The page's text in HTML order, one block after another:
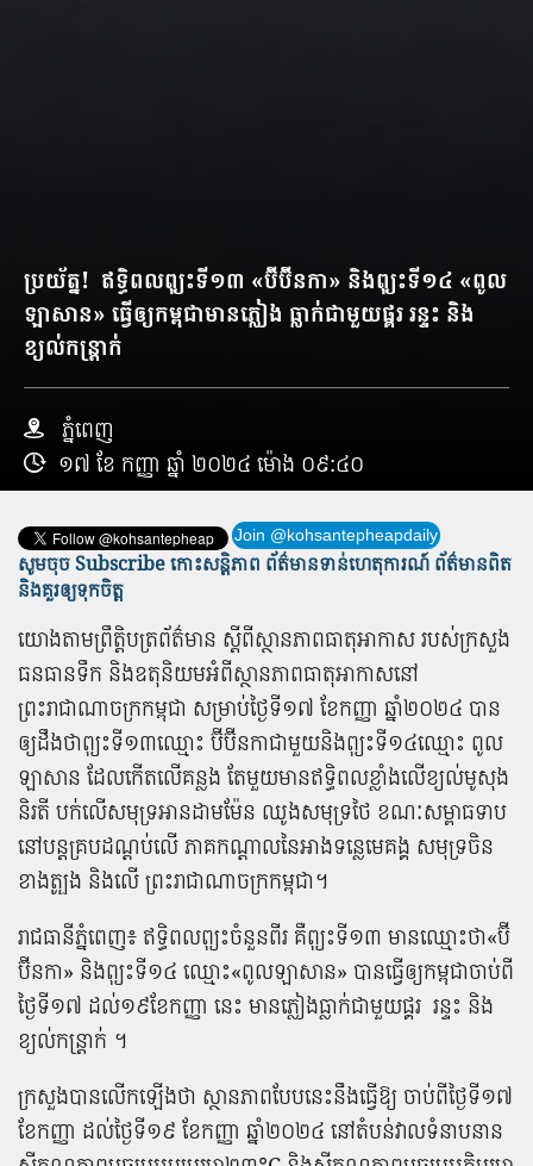
ប្រយ័ត្ន​! ឥទ្ធិពល​ព្យុះ​ទី​១៣ «​ប៊ី​ប៊ី​ន​កា​» និង​ព្យុះ​ទី​១៤ «​ពូ​ល​
ឡា​សាន​» ធ្វើ​ឲ្យ​កម្ពុជា​មាន​ភ្លៀង ធ្លាក់​ជាមួយ​ផ្គរ រន្ទះ ​និង​
ខ្យល់​កន្ត្រាក់
ភ្នំពេញ
១៧ ខែ កញ្ញា ឆ្នាំ ២០២៤ ម៉ោង ០៩:៤០
Join @kohsantepheapdaily
សូមចុច Subscribe កោះសន្តិភាព ព័ត៌មាន​ទាន់​ហេតុការណ៍ ព័ត៌មានពិត
និង​គួរឲ្យទុកចិត្ត
យោង​តាម​ព្រឹត្តិបត្រ​ព័ត៌មាន ស្តី​ពី​ស្ថានភាព​ធាតុអាកាស របស់​ក្រសួង​
ធនធានទឹក និង​ឧតុនិយម​អំពី​ស្ថានភាពធាតុអាកាស​នៅ​
ព្រះរាជាណាចក្រ​កម្ពុជា សម្រាប់​ថ្ងៃ​ទី​១៧ ខែកញ្ញា ឆ្នាំ​២០២៤ បាន​
ឲ្យ​ដឹង​ថា​ព្យុះ​ទី​១៣​ឈ្មោះ ប៊ី​ប៊ី​ន​កា​ជាមួយ​និង​ព្យុះ​ទី​១៤​ឈ្មោះ ពូ​ល​
ឡា​សាន ដែល​កើត​លើ​គន្លង តែ​មួយ​មាន​ឥទ្ធិពល​ខ្លាំង​លើ​ខ្យល់មូសុង​
និរតី បក់​លើ​សមុទ្រ​អាន​ដាម​ម៉ែ​ន ឈូង​សមុទ្រ​ថៃ ខណៈ​សម្ពាធ​ទាប​
នៅ​បន្ត​គ្របដណ្តប់​លើ ភាគ​កណ្តាល​នៃ​អាង​ទន្លេមេគង្គ សមុទ្រ​ចិន​
ខាងត្បូង និង​លើ ព្រះរាជាណាចក្រ​កម្ពុជា​។
​រាជធានី​ភ្នំពេញ​៖ ឥទ្ធិពល​ព្យុះ​ចំនួន​ពីរ គឺ​ព្យុះ​ទី​១៣ មានឈ្មោះ​ថា​«​ប៊ី​
ប៊ី​ន​កា​» និង​ព្យុះទី​១៤ ឈ្មោះ​«​ពូ​ល​ឡា​សាន​» ​បាន​ធ្វើ​ឲ្យ​កម្ពុជា​ចាប់ពី​
ថ្ងៃ​ទី​១៧ ដល់​១៩​ខែកញ្ញា ​នេះ មាន​ភ្លៀងធ្លាក់​ជាមួយ​ផ្គរ រន្ទះ និង​
ខ្យល់​កន្ត្រាក់​ ។
ក្រសួង​បាន​លើក​ឡើង​ថា ស្ថានភាព​បែប​នេះ​នឹង​ធ្វើ​ឱ្យ ចាប់ពី​ថ្ងៃ​ទី​១៧​
ខែកញ្ញា ដល់​ថ្ងៃ​ទី​១៩ ខែកញ្ញា ឆ្នាំ​២០២៤ នៅ​តំបន់​វាលទំនាប​នា​ន​